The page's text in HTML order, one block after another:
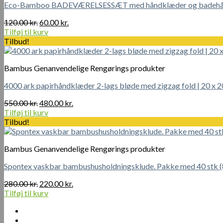
Eco-Bamboo BADEVÆRELSESSÆT med håndklæder og
120.00kr.Den
oprindelige
var:
60.00kr.
er:
Tilføj til kurv
Tilbud!
Bambus Genanvendelige Rengørings produkter
4000 ark papirhåndklæder 2-lags bløde med zigzag fold | 20 x
550.00kr.Den
oprindelige
var:
480.00kr.
er:
Tilføj til kurv
Tilbud!
Bambus Genanvendelige Rengørings produkter
Spontex vaskbar bambushusholdningsklude. Pakke med 40 stk
280.00kr. Den
oprindelige
220.00kr.
Tilføj til kurv